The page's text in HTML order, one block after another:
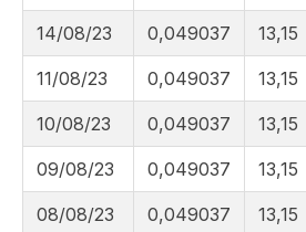
14/08/23 0,049037 13,15
11/08/23 0,049037 13,15
10/08/23 0,049037 13,15
09/08/23 0,049037 13,15
08/08/23 0,049037 13,15